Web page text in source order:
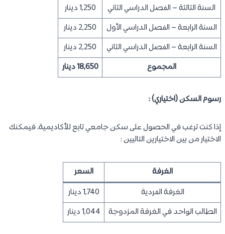
السنة الثالثة – الفصل الدراسي الثاني
1,250 دينار
السنة الرابعة – الفصل الدراسي الأول
2,250 دينار
السنة الرابعة – الفصل الدراسي الثاني
2,250 دينار
المجموع
18,650 دينار
رسوم السكن (اختياري) :
إذا كنت ترغب في الحصول على سكن جامعي تابع للأكاديمية، فيمكنك
الاختيار من بين الاختيارين التاليين :
الغرفة
السعر
الغرفة الفردية
1,740 دينار
الطالب الواحد في الغرفة المزدوجة
1,044 دينار